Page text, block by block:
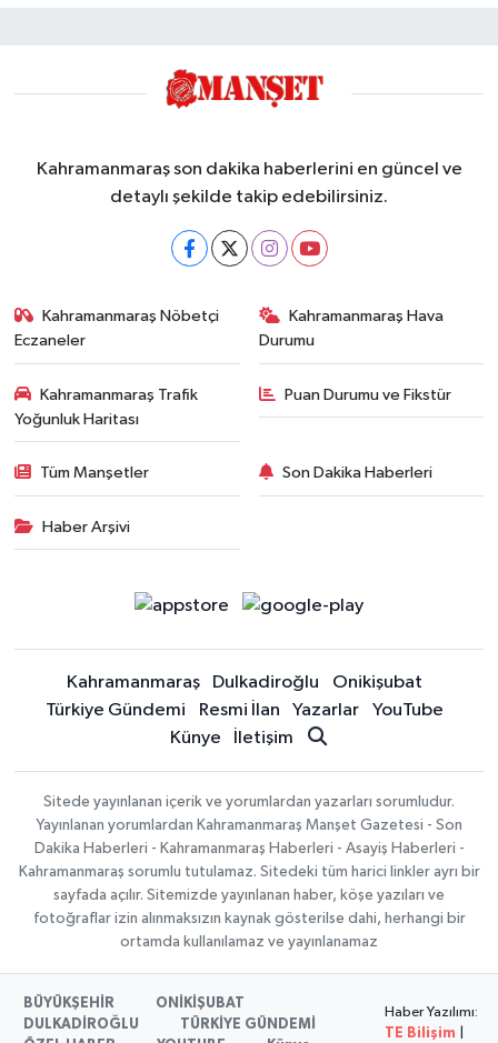
Kahramanmaraş son dakika haberlerini en güncel ve
detaylı şekilde takip edebilirsiniz.
Kahramanmaraş Nöbetçi
Eczaneler
Kahramanmaraş Hava
Durumu
Kahramanmaraş Trafik
Yoğunluk Haritası
Puan Durumu ve Fikstür
Tüm Manşetler Son Dakika Haberleri
Haber Arşivi
Kahramanmaraş Dulkadiroğlu
Onikişubat
Türkiye Gündemi
Resmi İlan Yazarlar
YouTube
Künye
İletişim
Sitede yayınlanan içerik ve yorumlardan yazarları sorumludur.
Yayınlanan yorumlardan Kahramanmaraş Manşet Gazetesi - Son
Dakika Haberleri - Kahramanmaraş Haberleri - Asayiş Haberleri -
Kahramanmaraş sorumlu tutulamaz. Sitedeki tüm harici linkler ayrı bir
sayfada açılır. Sitemizde yayınlanan haber, köşe yazıları ve
fotoğraflar izin alınmaksızın kaynak gösterilse dahi, herhangi bir
ortamda kullanılamaz ve yayınlanamaz
BÜYÜKŞEHİR
ONİKİŞUBAT
DULKADİROĞLU
TÜRKİYE GÜNDEMİ
Haber Yazılımı:
TE Bilişim